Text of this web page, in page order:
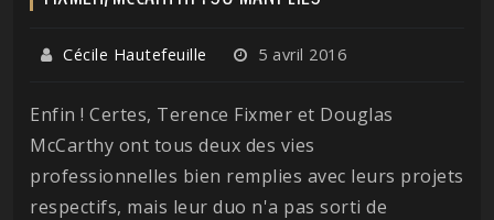
Cécile Hautefeuille 5 avril 2016
Enfin ! Certes, Terence Fixmer et Douglas
McCarthy ont tous deux des vies
professionnelles bien remplies avec leurs projets
respectifs, mais leur duo n'a pas sorti de